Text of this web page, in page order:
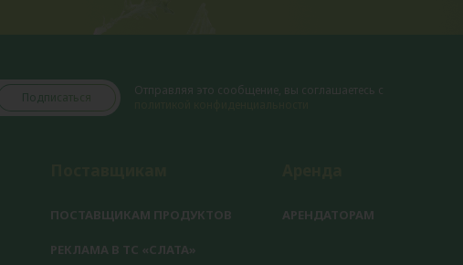
Подписаться
Отправляя это сообщение, вы соглашаетесь с
ПОСТАВЩИКАМ ПРОДУКТОВ
РЕКЛАМА В ТС «СЛАТА»
АРЕНДАТОРАМ